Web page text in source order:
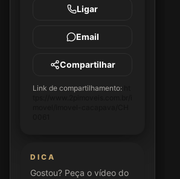
Ligar
Email
Compartilhar
Link de compartilhamento:
DICA
Gostou? Peça o vídeo do